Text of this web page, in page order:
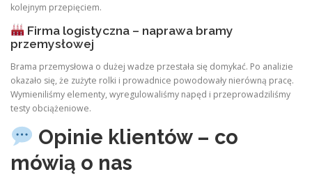
kolejnym przepięciem.
Firma logistyczna – naprawa bramy
przemysłowej
Brama przemysłowa o dużej wadze przestała się domykać. Po analizie
okazało się, że zużyte rolki i prowadnice powodowały nierówną pracę.
Wymieniliśmy elementy, wyregulowaliśmy napęd i przeprowadziliśmy
testy obciążeniowe.
Opinie klientów – co
mówią o nas